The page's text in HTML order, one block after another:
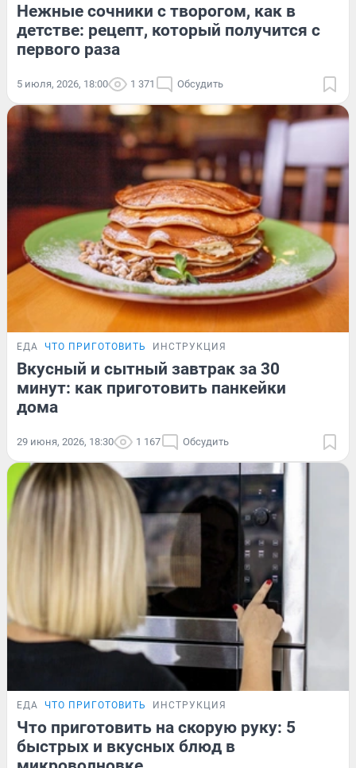
Нежные сочники с творогом, как в
детстве: рецепт, который получится с
первого раза
5 июля, 2026, 18:00 1 371 Обсудить
ЕДА ЧТО ПРИГОТОВИТЬ ИНСТРУКЦИЯ
Вкусный и сытный завтрак за 30
минут: как приготовить панкейки
дома
29 июня, 2026, 18:30 1 167 Обсудить
ЕДА ЧТО ПРИГОТОВИТЬ ИНСТРУКЦИЯ
Что приготовить на скорую руку: 5
быстрых и вкусных блюд в